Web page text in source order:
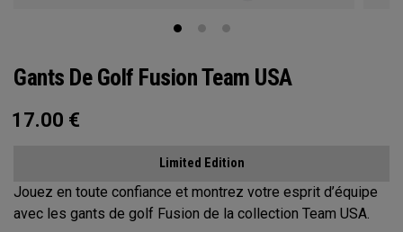
Gants De Golf Fusion Team USA
17.00 €
Limited Edition
Jouez en toute confiance et montrez votre esprit d’équipe
avec les gants de golf Fusion de la collection Team USA.